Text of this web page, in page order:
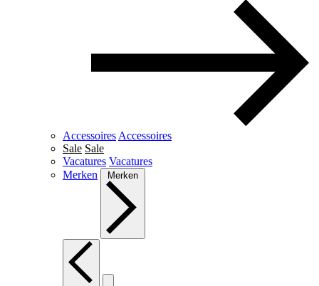
Accessoires Accessoires
Sale Sale
Vacatures Vacatures
Merken
Merken